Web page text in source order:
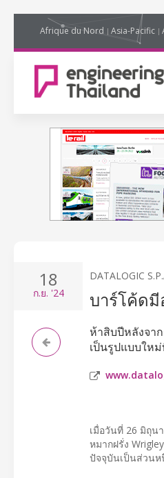
Afrique du Nord Asia-Pacific
18
ก.ย. '24
DATALOGIC
บาร์โค้ดมี
ห้าสิบปีหลังจา
เป็นรูปแบบให
เมื่อวันที่ 26 มิถุน
หมากฝรั่ง
ปัจจุบันเป็นส่วนห